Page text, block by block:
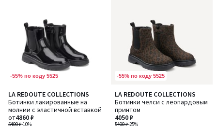
-55% по коду 5525
LA REDOUTE COLLECTIONS
Ботинки лакированные на
молнии с эластичной вставкой
5400 ₽-10%
от4860 ₽
3,7
/ 5
-55% по коду 5525
LA REDOUTE COLLECTIONS
Ботинки челси с леопардовым
принтом
5400 ₽-25%
4050 ₽
4,7
/ 5